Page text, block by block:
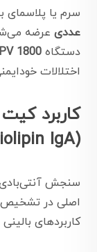
سرم یا
عددی عرضه
دستگاه 1800
اختلالات
کاربرد
(Cardiolipin IgA)
اصلی در تشخیص
کاربردهای